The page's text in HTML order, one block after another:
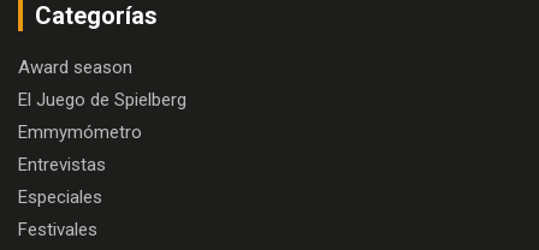
Categorías
Award season
El Juego de Spielberg
Emmymómetro
Entrevistas
Especiales
Festivales